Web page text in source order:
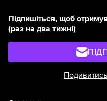
Підпишіться, щоб
(раз на два тижні)